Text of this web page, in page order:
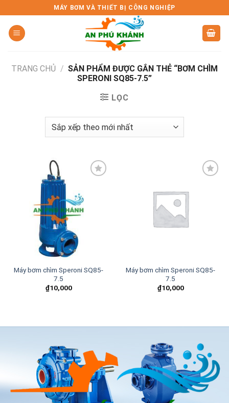
to
content
MÁY BƠM VÀ THIẾT BỊ CÔNG NGHIỆP
TRANG CHỦ / SẢN PHẨM ĐƯỢC GẮN THẺ “BƠM CHÌM
SPERONI SQ85-7.5”
LỌC
wishlist
Máy bơm chìm Speroni SQ85-
7.5
₫10,000
Máy bơm chìm Speroni SQ85-
7.5
₫10,000